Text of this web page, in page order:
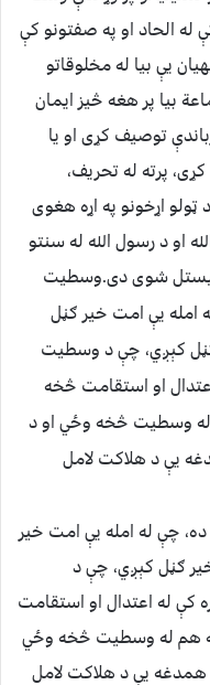
له الحاد او په صفتونو کې
يې بيا له مخلوقاتو
بيا پر هغه څيز ايمان
توصيف کړى او يا
پرته له تحريف،
اړخونو په اړه هغوى
او د رسول الله له سنتو
شوى دى.وسطيت
امله يې امت خير ګڼل
کېږي، چې د وسطيت
اعتدال او استقامت څخه
له وسطيت څخه وځي او د
يې د هلاکت لامل
چې له امله يې امت خير
ګڼل کېږي، چې د
کې له اعتدال او استقامت
هم له وسطيت څخه وځي
همدغه يې د هلاکت لامل